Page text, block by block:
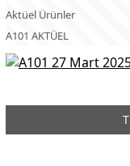
Aktüel Ürünler
A101 AKTÜEL